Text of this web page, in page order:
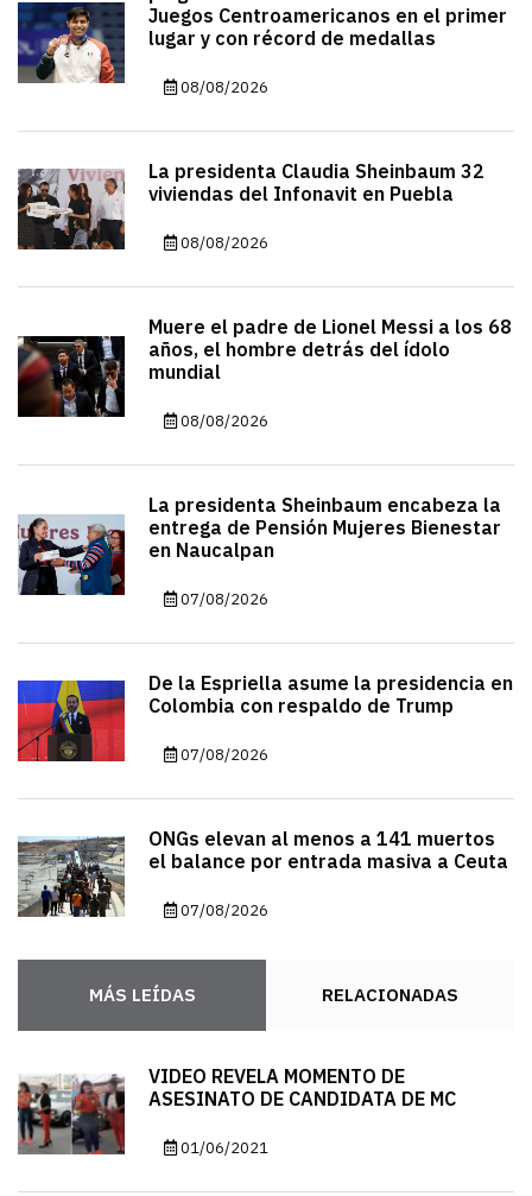
Juegos Centroamericanos en el primer
lugar y con récord de medallas
08/08/2026
La presidenta Claudia Sheinbaum 32
viviendas del Infonavit en Puebla
08/08/2026
Muere el padre de Lionel Messi a los 68
años, el hombre detrás del ídolo
mundial
08/08/2026
La presidenta Sheinbaum encabeza la
entrega de Pensión Mujeres Bienestar
en Naucalpan
07/08/2026
De la Espriella asume la presidencia en
Colombia con respaldo de Trump
07/08/2026
ONGs elevan al menos a 141 muertos
el balance por entrada masiva a Ceuta
07/08/2026
MÁS LEÍDAS RELACIONADAS
VIDEO REVELA MOMENTO DE
ASESINATO DE CANDIDATA DE MC
01/06/2021